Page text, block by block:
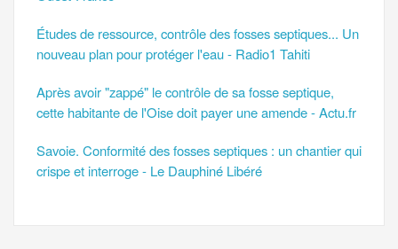
Études de ressource, contrôle des fosses septiques... Un
nouveau plan pour protéger l'eau - Radio1 Tahiti
Après avoir "zappé" le contrôle de sa fosse septique,
cette habitante de l'Oise doit payer une amende - Actu.fr
Savoie. Conformité des fosses septiques : un chantier qui
crispe et interroge - Le Dauphiné Libéré